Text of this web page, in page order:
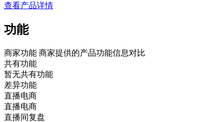
查看产品详情
功能
商家功能 商家提供的产品功能信息对比
共有功能
暂无共有功能
差异功能
直播电商
直播电商
直播间复盘